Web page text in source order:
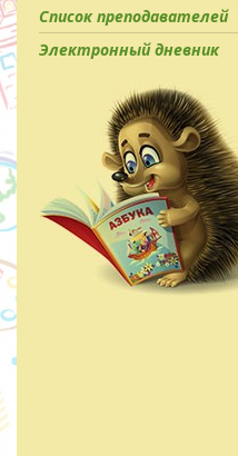
Список преподавателей
Электронный дневник